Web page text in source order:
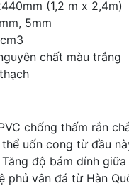
(1,2 m x 2,4m)
5mm
chất màu trắng
chống thấm rắn
uốn cong từ đầu
độ bám dính
phủ vân đá từ Hàn